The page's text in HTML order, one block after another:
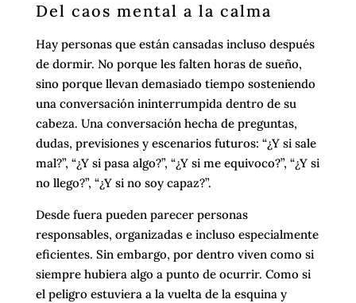
Del caos mental a la calma
Hay personas que están cansadas incluso después
de dormir. No porque les falten horas de sueño,
sino porque llevan demasiado tiempo sosteniendo
una conversación ininterrumpida dentro de su
cabeza. Una conversación hecha de preguntas,
dudas, previsiones y escenarios futuros: “¿Y si sale
mal?”, “¿Y si pasa algo?”, “¿Y si me equivoco?”, “¿Y si
no llego?”, “¿Y si no soy capaz?”.
Desde fuera pueden parecer personas
responsables, organizadas e incluso especialmente
eficientes. Sin embargo, por dentro viven como si
siempre hubiera algo a punto de ocurrir. Como si
el peligro estuviera a la vuelta de la esquina y